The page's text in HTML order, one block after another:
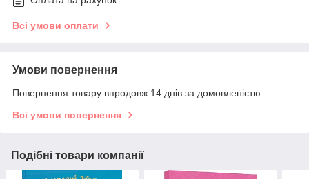
Всі умови оплати
Умови повернення
Повернення товару впродовж 14 днів за домовленістю
Всі умови повернення
Подібні товари компанії